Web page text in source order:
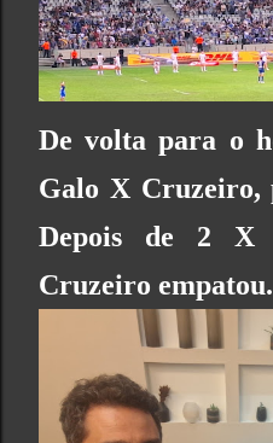
De volta para o
Galo X Cruzeiro,
Depois de 2
Cruzeiro empatou.